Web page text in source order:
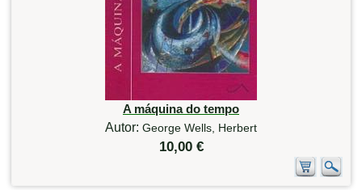
A máquina do tempo
Autor: George Wells, Herbert
10,00 €